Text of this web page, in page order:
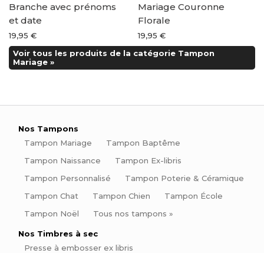
Branche avec prénoms
et date
19,95 €
Mariage Couronne
Florale
19,95 €
Voir tous les produits de la catégorie Tampon
Mariage »
Nos Tampons
Tampon Mariage
Tampon Baptême
Tampon Naissance
Tampon Ex-libris
Tampon Personnalisé
Tampon Poterie & Céramique
Tampon Chat
Tampon Chien
Tampon École
Tampon Noël
Tous nos tampons »
Nos Timbres à sec
Presse à embosser ex libris